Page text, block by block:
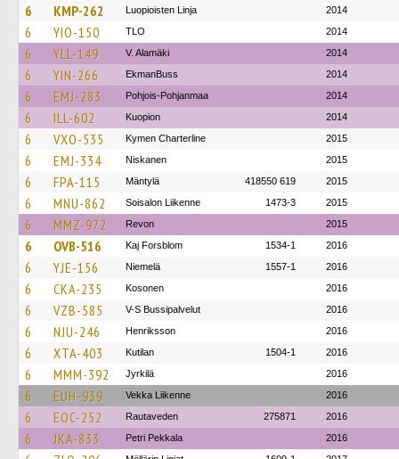
6 KMP-262 Luopioisten Linja 2014
6 YIO-150 TLO 2014
6 YLL-149 V. Alamäki 2014
6 YIN-266 EkmanBuss 2014
6 EMJ-283 Pohjois-Pohjanmaa 2014
6 ILL-602 Kuopion 2014
6 VXO-535 Kymen Charterline 2015
6 EMJ-334 Niskanen 2015
6 FPA-115 Mäntylä 418550 619 2015
6 MNU-862 Soisalon Liikenne 1473-3 2015
6 MMZ-972 Revon 2015
6 OVB-516 Kaj Forsblom 1534-1 2016
6 YJE-156 Niemelä 1557-1 2016
6 CKA-235 Kosonen 2016
6 VZB-585 V-S Bussipalvelut 2016
6 NJU-246 Henriksson 2016
6 XTA-403 Kutilan 1504-1 2016
6 MMM-392 Jyrkilä 2016
6 EUH-939 Vekka Liikenne 2016
6 EOC-252 Rautaveden 275871 2016
6 JKA-833 Petri Pekkala 2016